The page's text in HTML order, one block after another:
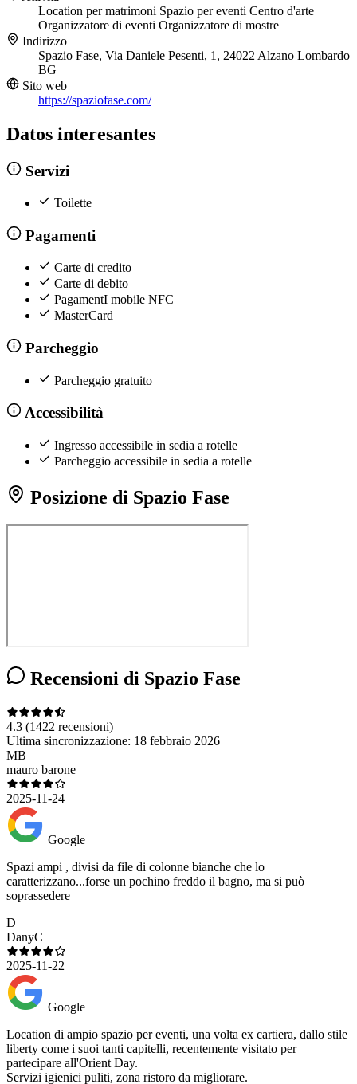
Location per matrimoni Spazio per eventi Centro d'arte
Organizzatore di eventi Organizzatore di mostre
Indirizzo
Spazio Fase, Via Daniele Pesenti, 1, 24022 Alzano Lombardo
BG
Sito web
https://spaziofase.com/
Datos interesantes
Servizi
Toilette
Pagamenti
Carte di credito
Carte di debito
PagamentI mobile NFC
MasterCard
Parcheggio
Parcheggio gratuito
Accessibilità
Ingresso accessibile in sedia a rotelle
Parcheggio accessibile in sedia a rotelle
Posizione di Spazio Fase
Recensioni di Spazio Fase
4.3 (1422 recensioni)
Ultima sincronizzazione: 18 febbraio 2026
MB
mauro barone
2025-11-24
Google
Spazi ampi , divisi da file di colonne bianche che lo
caratterizzano...forse un pochino freddo il bagno, ma si può
soprassedere
D
DanyC
2025-11-22
Google
Location di ampio spazio per eventi, una volta ex cartiera, dallo stile
liberty come i suoi tanti capitelli, recentemente visitato per
partecipare all'Orient Day.
Servizi igienici puliti, zona ristoro da migliorare.